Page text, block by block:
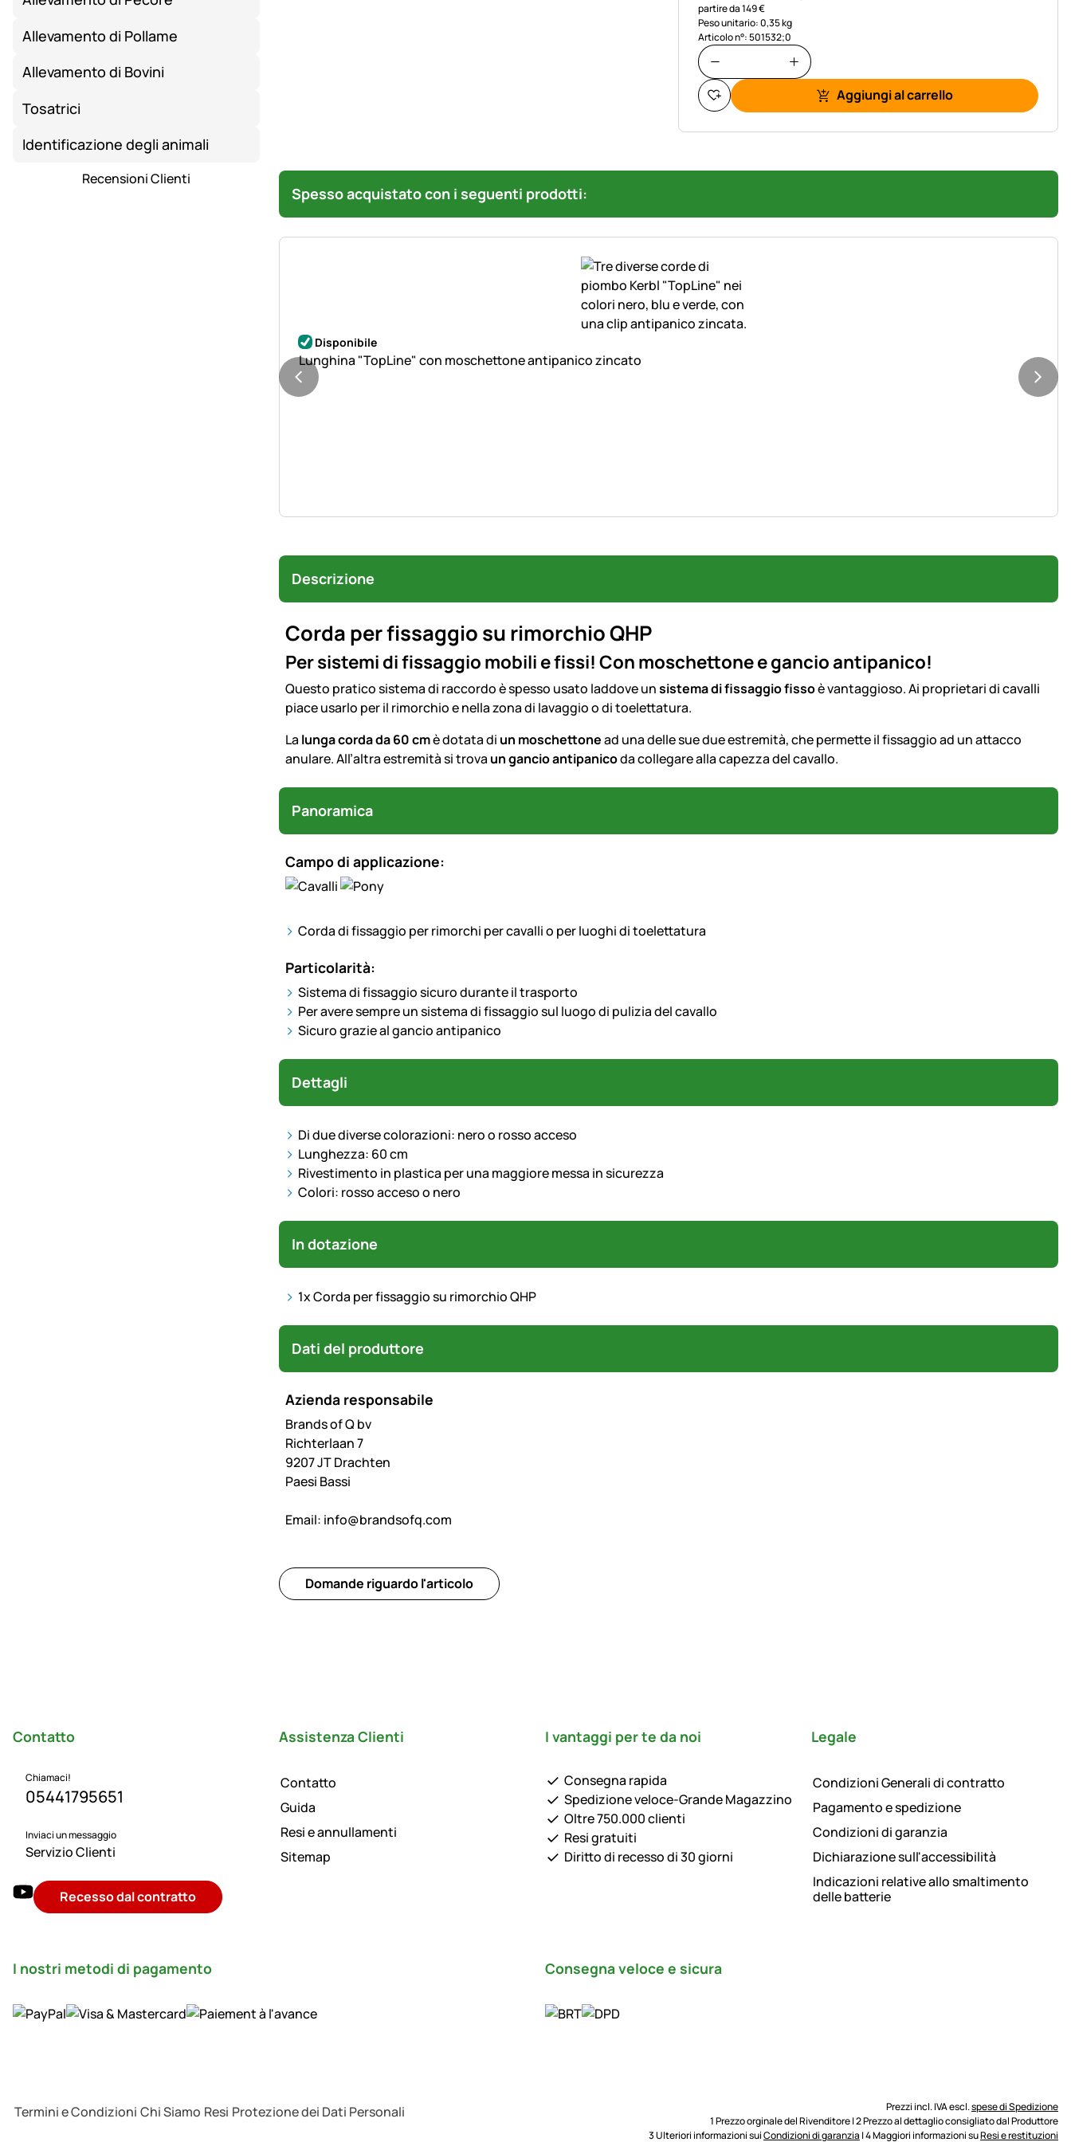
Allevamento di Pollame
Allevamento di Bovini
Tosatrici
Identificazione degli animali
Recensioni Clienti
partire da 149 €
Peso unitario: 0,35 kg
Articolo n°: 501532;0
Aggiungi al carrello
Spesso acquistato con i seguenti prodotti:
Disponibile
Lunghina "TopLine" con moschettone antipanico zincato
Descrizione
Corda per fissaggio su rimorchio QHP
Per sistemi di fissaggio mobili e fissi! Con moschettone e gancio antipanico!
Questo pratico sistema di raccordo è spesso usato laddove unsistema di fissaggio fissoè vantaggioso. Ai proprietari di cavalli
piace usarlo per il rimorchio e nella zona di lavaggio o di toelettatura.
La lunga corda da 60 cmè dotata di un moschettonead una delle sue due estremità, che permette il fissaggio ad un attacco
anulare. All’altra estremità si trova un gancio antipanicoda collegare alla capezza del cavallo.
Panoramica
Campo di applicazione:
Corda di fissaggio per rimorchi per cavalli o per luoghi di toelettatura
Particolarità:
Sistema di fissaggio sicuro durante il trasporto
Per avere sempre un sistema di fissaggio sul luogo di pulizia del cavallo
Sicuro grazie al gancio antipanico
Dettagli
Di due diverse colorazioni: nero o rosso acceso
Lunghezza: 60 cm
Rivestimento in plastica per una maggiore messa in sicurezza
Colori: rosso acceso o nero
In dotazione
1x Corda per fissaggio su rimorchio QHP
Dati del produttore
Azienda responsabile
Brands of Q bv
Richterlaan 7
9207 JT Drachten
Paesi Bassi
Email: info@brandsofq.com
Domande riguardo l'articolo
Contatto
Chiamaci!
05441795651
Inviaci un messaggio
Servizio Clienti
Recesso dal contratto
Assistenza Clienti
Contatto
Guida
Resi e annullamenti
Sitemap
I vantaggi per te da noi
Consegna rapida
Spedizione veloce-Grande Magazzino
Oltre 750.000 clienti
Resi gratuiti
Diritto di recesso di 30 giorni
Legale
Condizioni Generali di contratto
Pagamento e spedizione
Condizioni di garanzia
Dichiarazione sull'accessibilità
Indicazioni relative allo smaltimento
delle batterie
I nostri metodi di pagamento Consegna veloce e sicura
Termini e Condizioni Chi Siamo Resi Protezione dei Dati Personali Prezzi incl. IVA escl.spese di Spedizione
1 Prezzo orginale del Rivenditore | 2 Prezzo al dettaglio consigliato dal Produttore
3 Ulteriori informazioni suiCondizioni di garanzia | 4 Maggiori informazioni suResi e restituzioni